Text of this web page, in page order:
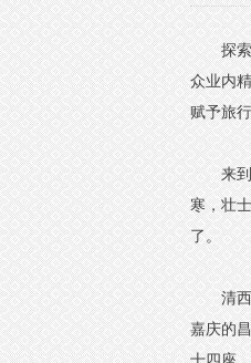
探
众业内
赋予旅
来
寒，壮
了。
清
嘉庆的